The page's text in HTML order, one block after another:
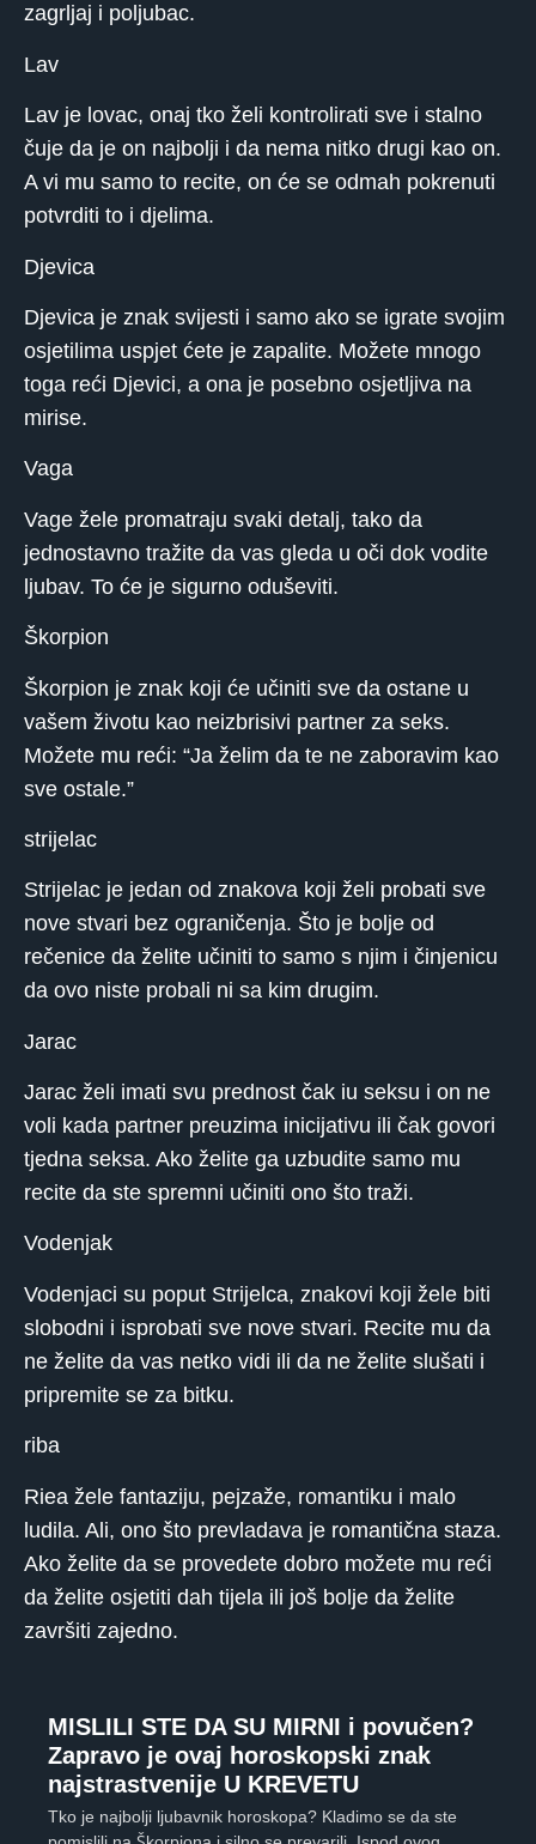
zagrljaj i poljubac.
Lav
Lav je lovac, onaj tko želi kontrolirati sve i stalno
čuje da je on najbolji i da nema nitko drugi kao on.
A vi mu samo to recite, on će se odmah pokrenuti
potvrditi to i djelima.
Djevica
Djevica je znak svijesti i samo ako se igrate svojim
osjetilima uspjet ćete je zapalite. Možete mnogo
toga reći Djevici, a ona je posebno osjetljiva na
mirise.
Vaga
Vage žele promatraju svaki detalj, tako da
jednostavno tražite da vas gleda u oči dok vodite
ljubav. To će je sigurno oduševiti.
Škorpion
Škorpion je znak koji će učiniti sve da ostane u
vašem životu kao neizbrisivi partner za seks.
Možete mu reći: “Ja želim da te ne zaboravim kao
sve ostale.”
strijelac
Strijelac je jedan od znakova koji želi probati sve
nove stvari bez ograničenja. Što je bolje od
rečenice da želite učiniti to samo s njim i činjenicu
da ovo niste probali ni sa kim drugim.
Jarac
Jarac želi imati svu prednost čak iu seksu i on ne
voli kada partner preuzima inicijativu ili čak govori
tjedna seksa. Ako želite ga uzbudite samo mu
recite da ste spremni učiniti ono što traži.
Vodenjak
Vodenjaci su poput Strijelca, znakovi koji žele biti
slobodni i isprobati sve nove stvari. Recite mu da
ne želite da vas netko vidi ili da ne želite slušati i
pripremite se za bitku.
riba
Riea žele fantaziju, pejzaže, romantiku i malo
ludila. Ali, ono što prevladava je romantična staza.
Ako želite da se provedete dobro možete mu reći
da želite osjetiti dah tijela ili još bolje da želite
završiti zajedno.
MISLILI STE DA SU MIRNI i povučen?
Zapravo je ovaj horoskopski znak
najstrastvenije U KREVETU
Tko je najbolji ljubavnik horoskopa? Kladimo se da ste